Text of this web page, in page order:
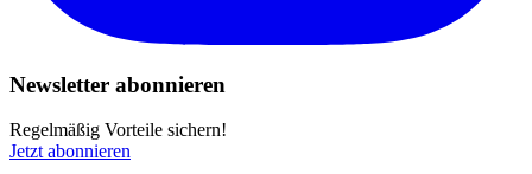
Newsletter abonnieren
Regelmäßig Vorteile sichern!
Jetzt abonnieren